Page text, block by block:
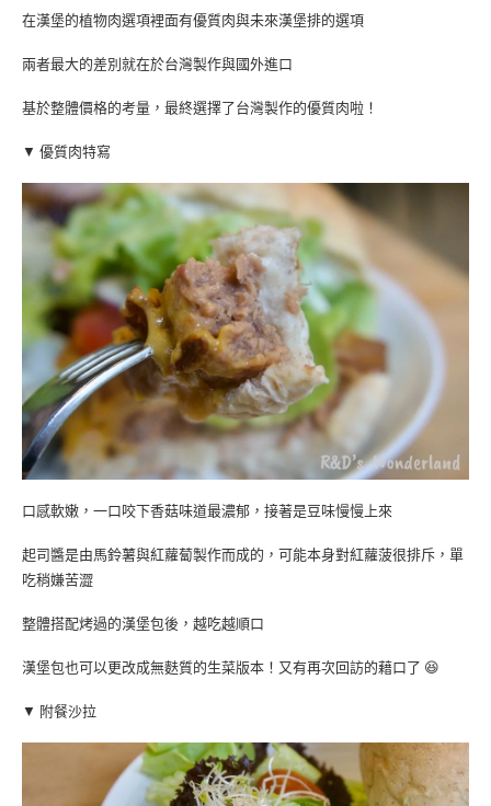
在漢堡的植物肉選項裡面有優質肉與未來漢堡排的選項
兩者最大的差別就在於台灣製作與國外進口
基於整體價格的考量，最終選擇了台灣製作的優質肉啦！
▼ 優質肉特寫
口感軟嫩，一口咬下香菇味道最濃郁，接著是豆味慢慢上來
起司醬是由馬鈴薯與紅蘿蔔製作而成的，可能本身對紅蘿菠很排斥，單
吃稍嫌苦澀
整體搭配烤過的漢堡包後，越吃越順口
漢堡包也可以更改成無麩質的生菜版本！又有再次回訪的藉口了 😆
▼ 附餐沙拉